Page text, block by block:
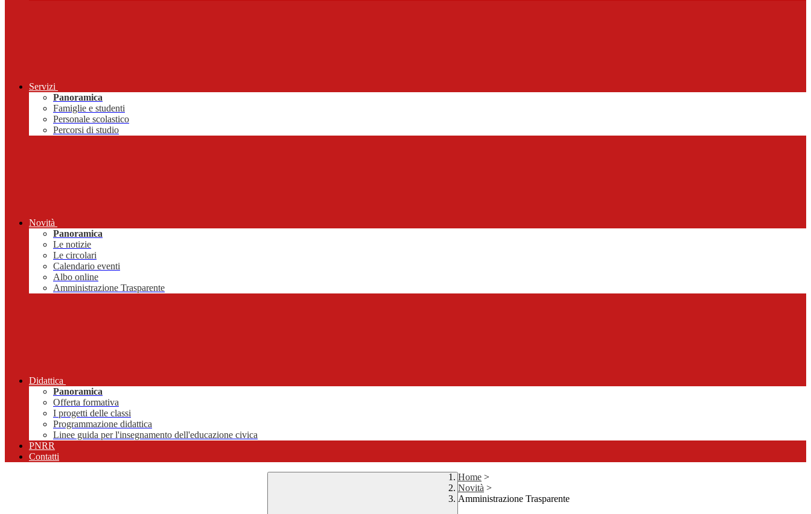
Servizi
Panoramica
Famiglie e studenti
Personale scolastico
Percorsi di studio
Novità
Panoramica
Le notizie
Le circolari
Calendario eventi
Albo online
Amministrazione Trasparente
Didattica
Panoramica
Offerta formativa
I progetti delle classi
Programmazione didattica
Linee guida per l'insegnamento dell'educazione civica
PNRR
Contatti
Home >
Novità >
Amministrazione Trasparente